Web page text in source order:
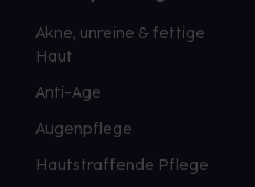
Akne, unreine & fettige
Haut
Anti-Age
Augenpflege
Hautstraffende Pflege